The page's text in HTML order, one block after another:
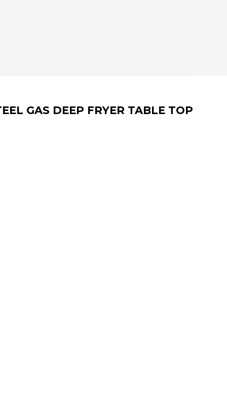
GAS DEEP FRYER TABLE TOP